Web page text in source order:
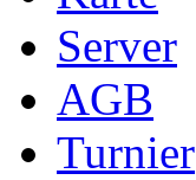
Server
AGB
Turnier